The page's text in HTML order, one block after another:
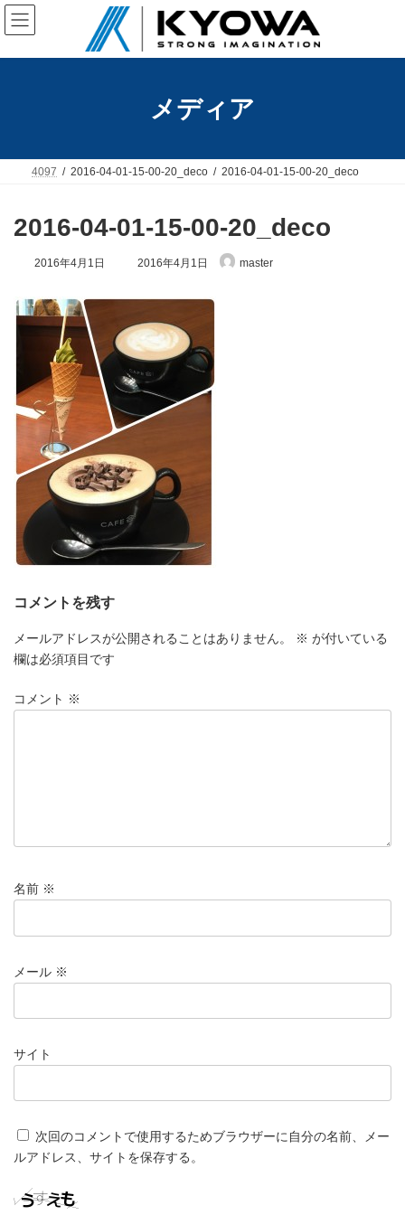
コ
ン
テ
ン
ナ
ビ
ゲ
ー
メディア
4097 2016-04-01-15-00-20_deco 2016-04-01-15-00-20_deco
2016-04-01-15-00-20_deco
2016年4月1日
最
新
日
時
:
2016年4月1日 master
コメントを残す
メールアドレスが公開されることはありません。 ※ が付いている
欄は必須項目です
コメント ※
名前 ※
メール ※
サイト
次回のコメントで使用するためブラウザーに自分の名前、メー
ルアドレス、サイトを保存する。